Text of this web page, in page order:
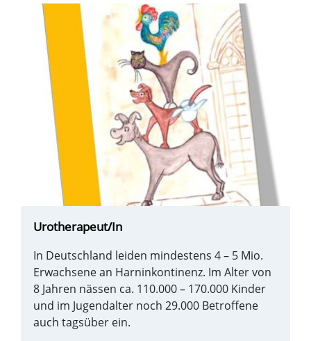
Urotherapeut/In
In Deutschland leiden mindestens 4 – 5 Mio.
Erwachsene an Harninkontinenz. Im Alter von
8 Jahren nässen ca. 110.000 – 170.000 Kinder
und im Jugendalter noch 29.000 Betroffene
auch tagsüber ein.